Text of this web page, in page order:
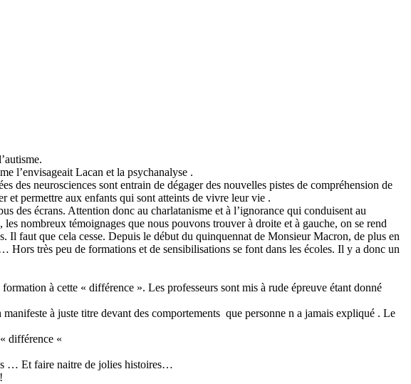
l’envisageait Lacan et la psychanalyse .
des neurosciences sont entrain de dégager des nouvelles pistes de compréhension de
et permettre aux enfants qui sont atteints de vivre leur vie .
des écrans. Attention donc au charlatanisme et à l’ignorance qui conduisent au
nombreux témoignages que nous pouvons trouver à droite et à gauche, on se rend
Il faut que cela cesse. Depuis le début du quinquennat de Monsieur Macron, de plus en
très peu de formations et de sensibilisations se font dans les écoles. Il y a donc un
à cette « différence ». Les professeurs sont mis à rude épreuve étant donné
à juste titre devant des comportements que personne n a jamais expliqué . Le
différence «
… Et faire naitre de jolies histoires…